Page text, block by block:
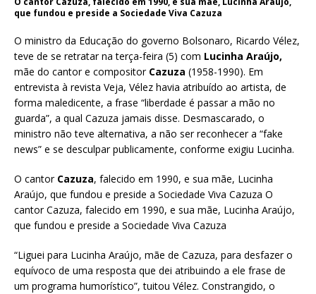
que fundou e preside a Sociedade Viva Cazuza
O ministro da Educação do governo Bolsonaro, Ricardo Vélez,
teve de se retratar na terça-feira (5) com Lucinha Araújo,
mãe do cantor e compositor Cazuza (1958-1990). Em
entrevista à revista Veja, Vélez havia atribuído ao artista, de
forma maledicente, a frase “liberdade é passar a mão no
guarda”, a qual Cazuza jamais disse. Desmascarado, o
ministro não teve alternativa, a não ser reconhecer a “fake
news” e se desculpar publicamente, conforme exigiu Lucinha.
O cantor Cazuza, falecido em 1990, e sua mãe, Lucinha
Araújo, que fundou e preside a Sociedade Viva Cazuza O
cantor Cazuza, falecido em 1990, e sua mãe, Lucinha Araújo,
que fundou e preside a Sociedade Viva Cazuza
“Liguei para Lucinha Araújo, mãe de Cazuza, para desfazer o
equívoco de uma resposta que dei atribuindo a ele frase de
um programa humorístico”, tuitou Vélez. Constrangido, o